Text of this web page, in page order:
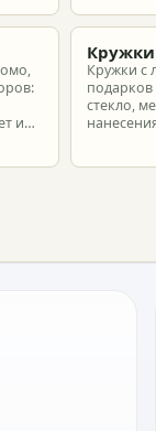
и
Кружки
Кружки с
стекло,